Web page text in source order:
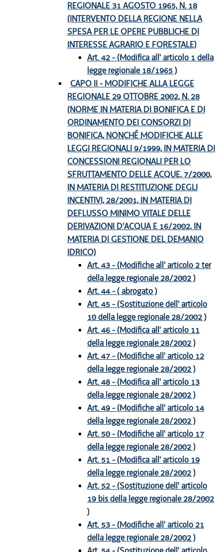
REGIONALE 31 AGOSTO 1965, N. 18
(INTERVENTO DELLA REGIONE NELLA
SPESA PER LE OPERE PUBBLICHE DI
INTERESSE AGRARIO E FORESTALE)
Art. 42 - (Modifica all' articolo 1 della
legge regionale 18/1965 )
CAPO II - MODIFICHE ALLA LEGGE
REGIONALE 29 OTTOBRE 2002, N. 28
(NORME IN MATERIA DI BONIFICA E DI
ORDINAMENTO DEI CONSORZI DI
BONIFICA, NONCHÉ MODIFICHE ALLE
LEGGI REGIONALI 9/1999, IN MATERIA DI
CONCESSIONI REGIONALI PER LO
SFRUTTAMENTO DELLE ACQUE, 7/2000,
IN MATERIA DI RESTITUZIONE DEGLI
INCENTIVI, 28/2001, IN MATERIA DI
DEFLUSSO MINIMO VITALE DELLE
DERIVAZIONI D'ACQUA E 16/2002, IN
MATERIA DI GESTIONE DEL DEMANIO
IDRICO)
Art. 43 - (Modifiche all' articolo 2 ter
della legge regionale 28/2002 )
Art. 44 - ( abrogato )
Art. 45 - (Sostituzione dell' articolo
10 della legge regionale 28/2002 )
Art. 46 - (Modifica all' articolo 11
della legge regionale 28/2002 )
Art. 47 - (Modifiche all' articolo 12
della legge regionale 28/2002 )
Art. 48 - (Modifica all' articolo 13
della legge regionale 28/2002 )
Art. 49 - (Modifiche all' articolo 14
della legge regionale 28/2002 )
Art. 50 - (Modifiche all' articolo 17
della legge regionale 28/2002 )
Art. 51 - (Modifica all' articolo 19
della legge regionale 28/2002 )
Art. 52 - (Sostituzione dell' articolo
19 bis della legge regionale 28/2002
)
Art. 53 - (Modifiche all' articolo 21
della legge regionale 28/2002 )